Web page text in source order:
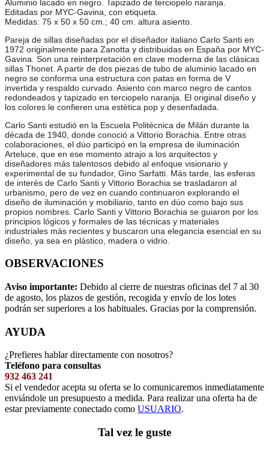
Aluminio lacado en negro. Tapizado de terciopelo naranja.
Editadas por MYC-Gavina, con etiqueta.
Medidas: 75 x 50 x 50 cm.; 40 cm. altura asiento.
Pareja de sillas diseñadas por el diseñador italiano Carlo Santi en
1972 originalmente para Zanotta y distribuidas en España por MYC-
Gavina. Son una reinterpretación en clave moderna de las clásicas
sillas Thonet. A partir de dos piezas de tubo de aluminio lacado en
negro se conforma una estructura con patas en forma de V
invertida y respaldo curvado. Asiento con marco negro de cantos
redondeados y tapizado en terciopelo naranja. El original diseño y
los colores le confieren una estética pop y desenfadada.
Carlo Santi estudió en la Escuela Politécnica de Milán durante la
década de 1940, donde conoció a Vittorio Borachia. Entre otras
colaboraciones, el dúo participó en la empresa de iluminación
Arteluce, que en ese momento atrajo a los arquitectos y
diseñadores más talentosos debido al enfoque visionario y
experimental de su fundador, Gino Sarfatti. Más tarde, las esferas
de interés de Carlo Santi y Vittorio Borachia se trasladaron al
urbanismo, pero de vez en cuando continuaron explorando el
diseño de iluminación y mobiliario, tanto en dúo como bajo sus
propios nombres. Carlo Santi y Vittorio Borachia se guiaron por los
principios lógicos y formales de las técnicas y materiales
industriales más recientes y buscaron una elegancia esencial en su
diseño, ya sea en plástico, madera o vidrio.
OBSERVACIONES
Aviso importante: Debido al cierre de nuestras oficinas del 7 al 30
de agosto, los plazos de gestión, recogida y envío de los lotes
podrán ser superiores a los habituales. Gracias por la comprensión.
AYUDA
¿Prefieres hablar directamente con nosotros?
Teléfono para consultas
932 463 241
Si el vendedor acepta su oferta se lo comunicaremos inmediatamente
enviándole un presupuesto a medida. Para realizar una oferta ha de
estar previamente conectado como USUARIO.
Tal vez le guste